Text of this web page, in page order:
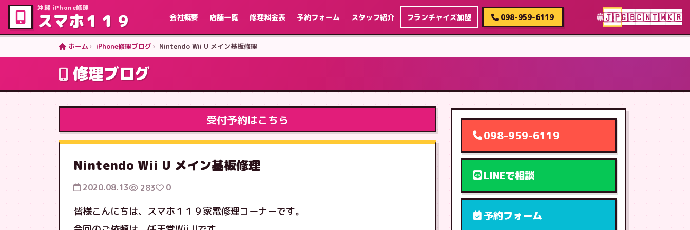
沖縄 iPhone修理
スマホ１１９ 会社概要 店舗一覧 修理料金表 予約フォーム スタッフ紹介 フランチャイズ加盟 098-959-6119 🇯🇵🇬🇧🇨🇳🇹🇼🇰🇷
ホーム iPhone修理ブログ Nintendo Wii U メイン基板修理
修理ブログ
受付予約はこちら
Nintendo Wii U メイン基板修理
2020.08.13 283 0
皆様こんにちは、スマホ１１９家電修理コーナーです。
098-959-6119
LINEで相談
予約フォーム